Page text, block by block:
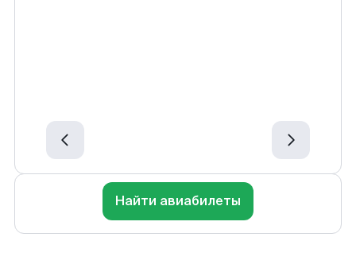
Найти авиабилеты